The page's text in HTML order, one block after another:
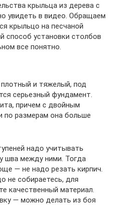
крыльца из дерева с
увидеть в видео. Обращаем
крыльцо на песчаной
способ установки столбов
все понятно.
и тяжелый, под
серьезный фундамент.
причем с двойным
по размерам она больше
надо учитывать
шва между ними. Тогда
— не надо резать кирпич.
не собираетесь, для
качественный материал.
— можно делать из боя